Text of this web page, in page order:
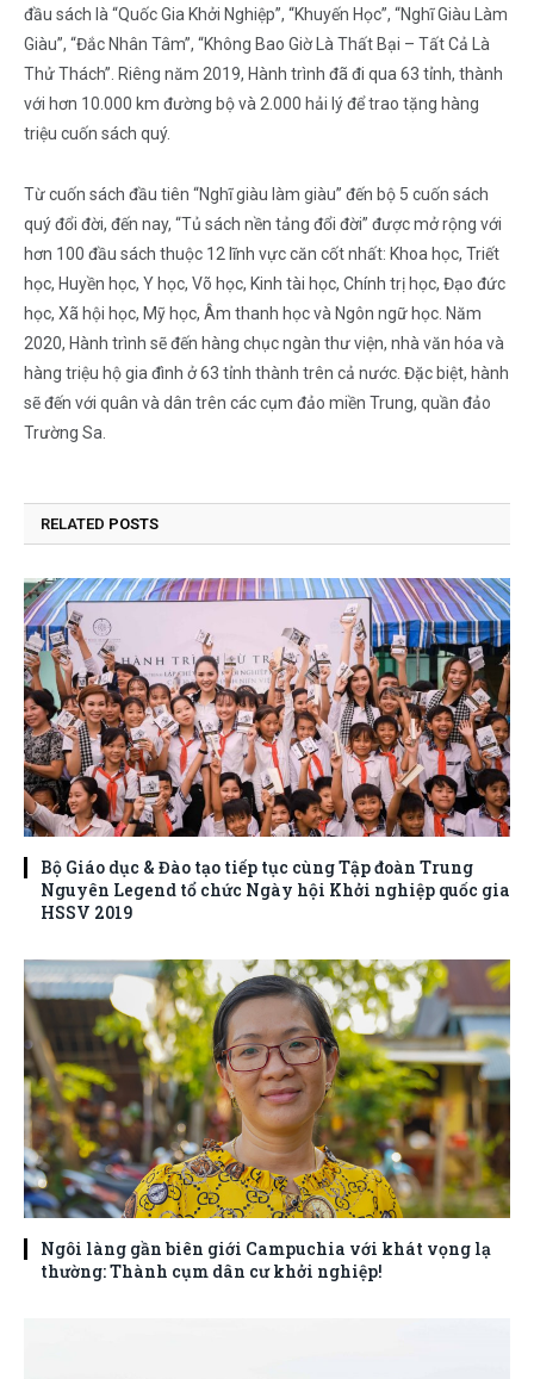
đầu sách là “Quốc Gia Khởi Nghiệp”, “Khuyến Học”, “Nghĩ Giàu Làm
Giàu”, “Đắc Nhân Tâm”, “Không Bao Giờ Là Thất Bại – Tất Cả Là
Thử Thách”. Riêng năm 2019, Hành trình đã đi qua 63 tỉnh, thành
với hơn 10.000 km đường bộ và 2.000 hải lý để trao tặng hàng
triệu cuốn sách quý.
Từ cuốn sách đầu tiên “Nghĩ giàu làm giàu” đến bộ 5 cuốn sách
quý đổi đời, đến nay, “Tủ sách nền tảng đổi đời” được mở rộng với
hơn 100 đầu sách thuộc 12 lĩnh vực căn cốt nhất: Khoa học, Triết
học, Huyền học, Y học, Võ học, Kinh tài học, Chính trị học, Đạo đức
học, Xã hội học, Mỹ học, Âm thanh học và Ngôn ngữ học. Năm
2020, Hành trình sẽ đến hàng chục ngàn thư viện, nhà văn hóa và
hàng triệu hộ gia đình ở 63 tỉnh thành trên cả nước. Đặc biệt, hành
sẽ đến với quân và dân trên các cụm đảo miền Trung, quần đảo
Trường Sa.
RELATED POSTS
Bộ Giáo dục & Đào tạo tiếp tục cùng Tập đoàn Trung
Nguyên Legend tổ chức Ngày hội Khởi nghiệp quốc gia
HSSV 2019
Ngôi làng gần biên giới Campuchia với khát vọng lạ
thường: Thành cụm dân cư khởi nghiệp!